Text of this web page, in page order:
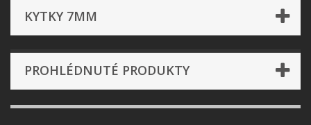
KYTKY 7MM
PROHLÉDNUTÉ PRODUKTY